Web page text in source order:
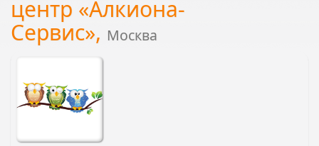
центр «Алкиона-
Сервис», Москва